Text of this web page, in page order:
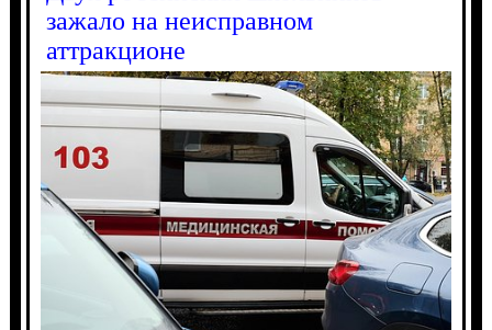
зажало на неисправном
аттракционе